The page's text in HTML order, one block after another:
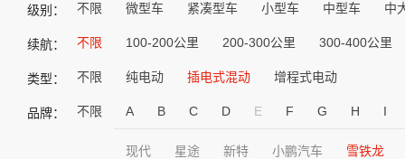
级别： 不限 微型车 紧凑型车 小型车 中型车 中
续航： 不限 100-200公里 200-300公里 300-400公里
类型： 不限 纯电动 插电式混动 增程式电动
品牌： 不限 A B C D E F G H I
现代 星途 新特 小鹏汽车 雪铁龙